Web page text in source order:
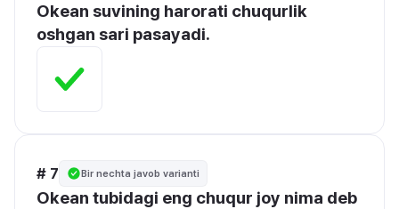
Okean suvining harorati chuqurlik
oshgan sari pasayadi.
# 7 Bir nechta javob varianti
Okean tubidagi eng chuqur joy nima deb